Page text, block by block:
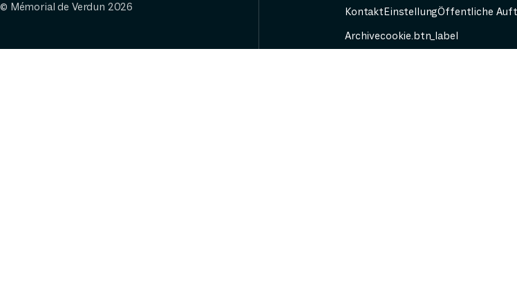
© Mémorial de Verdun 2026 KontaktEinstellungÖffentliche
Archivecookie.btn_label